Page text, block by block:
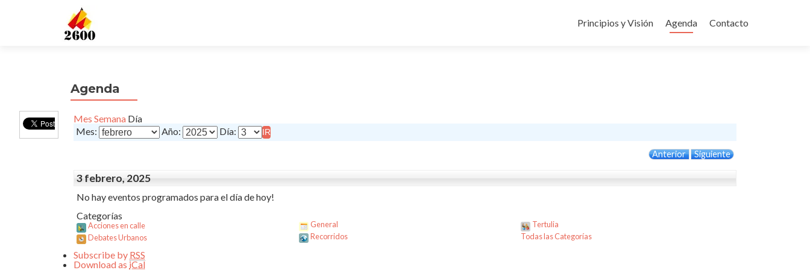
al
Principios y Visión Agenda Contacto
Agenda
Mes Semana Día
Mes:
Año: Día:
Anterior Siguiente
3 febrero, 2025
No hay eventos programados para el día de hoy!
Categorías
Acciones en calle
Debates Urbanos
General
Recorridos
Tertulia
Todas las Categorías
Subscribe by RSS
Download as iCal